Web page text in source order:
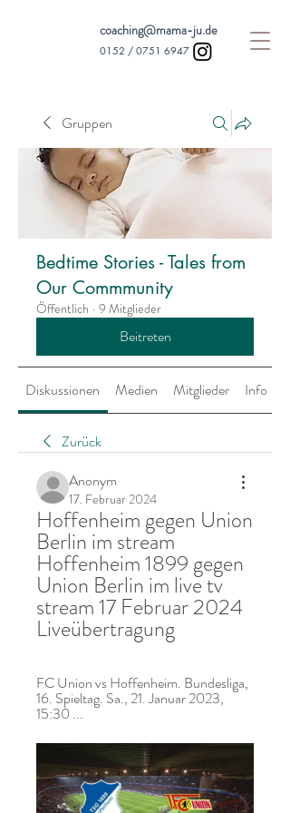
coaching@mama-ju.de
0152 / 0751 6947
Gruppen
Bedtime Stories - Tales from
Our Commmunity
Öffentlich · 9 Mitglieder
Beitreten
Diskussionen Medien Mitglieder Info
Zurück
Anonym
17. Februar 2024
Hoffenheim gegen Union
Berlin im stream
Hoffenheim 1899 gegen
Union Berlin im live tv
stream 17 Februar 2024
Liveübertragung
FC Union vs Hoffenheim. Bundesliga,
16. Spieltag. Sa., 21. Januar 2023,
15:30 ...